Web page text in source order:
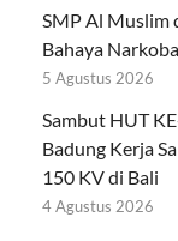
SMP Al Muslim
Bahaya Narkoba
5 Agustus 2026
Sambut HUT
Badung Kerja
150 KV di Bali
4 Agustus 2026